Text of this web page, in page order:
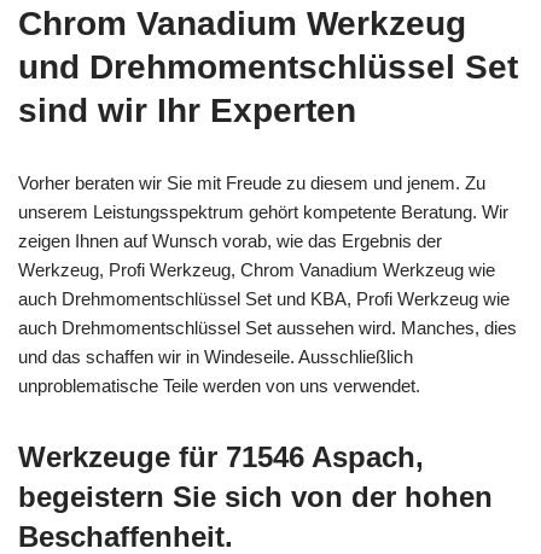
Chrom Vanadium Werkzeug
und Drehmomentschlüssel Set
sind wir Ihr Experten
Vorher beraten wir Sie mit Freude zu diesem und jenem. Zu
unserem Leistungsspektrum gehört kompetente Beratung. Wir
zeigen Ihnen auf Wunsch vorab, wie das Ergebnis der
Werkzeug, Profi Werkzeug, Chrom Vanadium Werkzeug wie
auch Drehmomentschlüssel Set und KBA, Profi Werkzeug wie
auch Drehmomentschlüssel Set aussehen wird. Manches, dies
und das schaffen wir in Windeseile. Ausschließlich
unproblematische Teile werden von uns verwendet.
Werkzeuge für 71546 Aspach,
begeistern Sie sich von der hohen
Beschaffenheit.